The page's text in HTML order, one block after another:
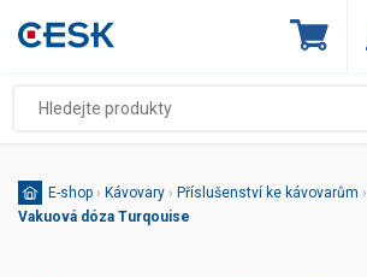
E-shop › Kávovary › Příslušenství ke kávovarům ›
Vakuová dóza Turqouise